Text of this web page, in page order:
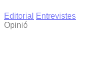
Editorial
Entrevistes
Opinió